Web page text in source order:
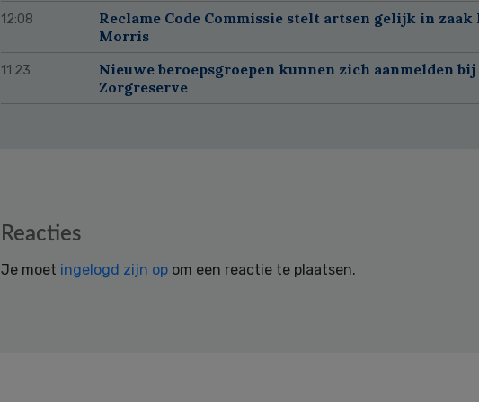
12:08
Reclame Code Commissie stelt artsen gelijk in
Morris
11:23
Nieuwe beroepsgroepen kunnen zich aanmelden
Zorgreserve
Reacties
Je moet ingelogd zijn op om een reactie te plaatsen.